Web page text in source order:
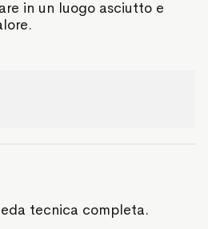
in un luogo asciutto e
tecnica completa.